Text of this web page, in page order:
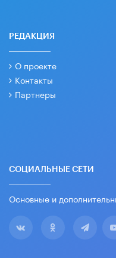
РЕДАКЦИЯ
О проекте
Контакты
Партнеры
СОЦИАЛЬНЫЕ СЕТИ
Основные и